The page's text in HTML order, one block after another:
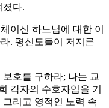
졌다.
이신 하느님에 대한 이
. 평신도들이 저지른
호를 구하라; 나는 교
각자의 수호자임을 기
리고 영적인 노력 속